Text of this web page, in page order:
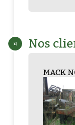
¤ Nos
MACK NO ...
Laffly Hotchki...